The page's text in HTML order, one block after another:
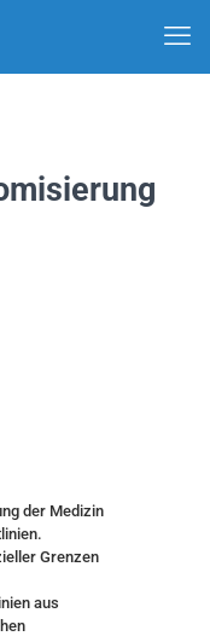
der Medizin
Grenzen
aus